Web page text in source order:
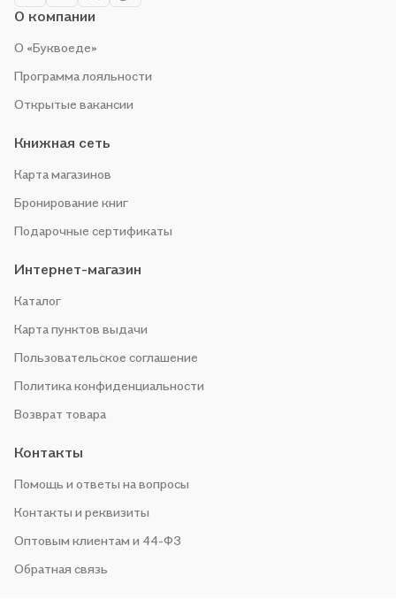
О компании
О «Буквоеде»
Программа лояльности
Открытые вакансии
Книжная сеть
Карта магазинов
Бронирование книг
Подарочные сертификаты
Интернет-магазин
Каталог
Карта пунктов выдачи
Пользовательское соглашение
Политика конфиденциальности
Возврат товара
Контакты
Помощь и ответы на вопросы
Контакты и реквизиты
Оптовым клиентам и 44-ФЗ
Обратная связь